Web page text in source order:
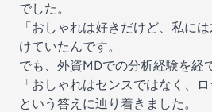
でした。
「おしゃれは好きだけど、私に
けていたんです。
でも、外資MDでの分析経験を経
「おしゃれはセンスではなく、
という答えに辿り着きました。